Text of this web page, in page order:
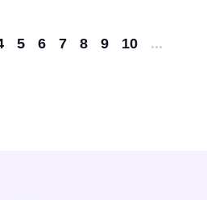
Pagination
5 6 7 8 9 10
...